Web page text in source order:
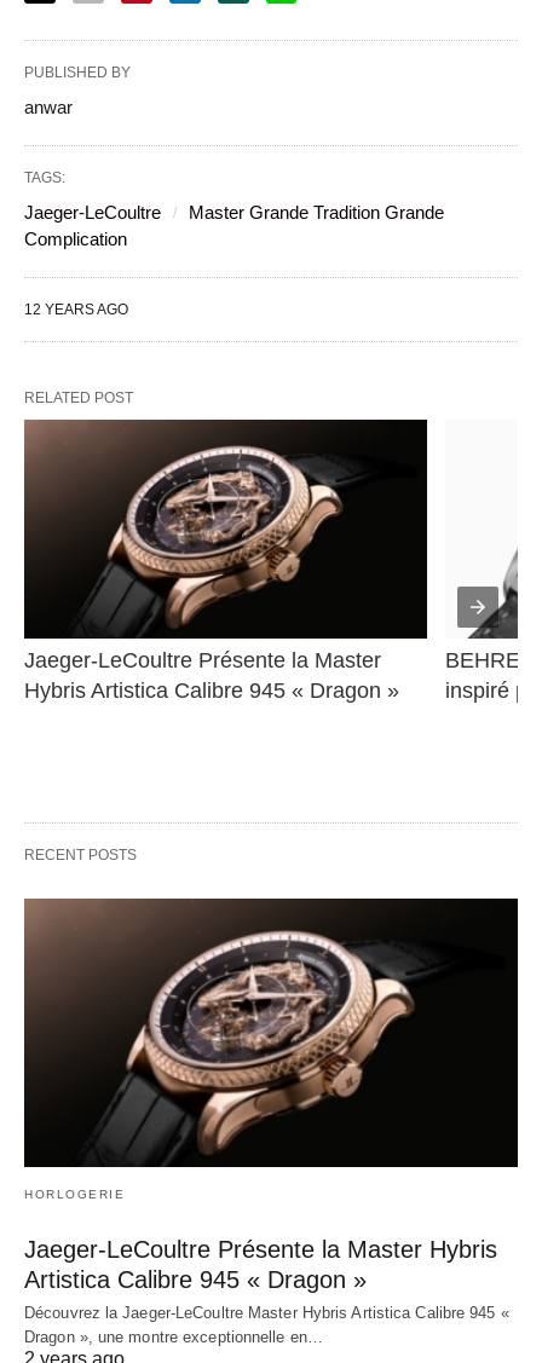
PUBLISHED BY
anwar
TAGS:
Jaeger-LeCoultre
Master Grande Tradition Grande
Complication
12 YEARS AGO
RELATED POST
Jaeger-LeCoultre Présente la Master
Hybris Artistica Calibre 945 « Dragon »
inspiré
RECENT POSTS
HORLOGERIE
Jaeger-LeCoultre Présente la Master Hybris
Artistica Calibre 945 « Dragon »
Découvrez la Jaeger-LeCoultre Master Hybris Artistica Calibre 945 «
Dragon », une montre exceptionnelle en…